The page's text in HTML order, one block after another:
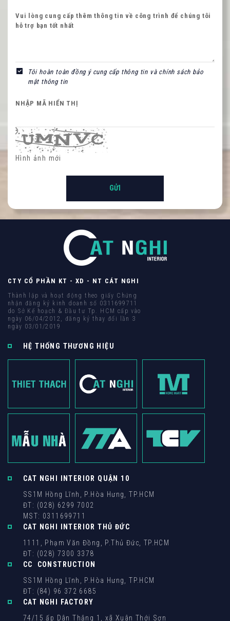
Vui lòng cung cấp thêm thông tin về công trình để chúng tôi
hỗ trợ bạn tốt nhất
Tôi hoàn toàn đồng ý cung cấp thông tin và chính sách bảo
mật thông tin
NHẬP MÃ HIỂN THỊ
Hình ảnh mới
CTY CỔ PHẦN KT - XD - NT CÁT NGHI
Thành lập và hoạt động theo giấy Chứng
nhận đăng ký kinh doanh số 0311699711
do Sở Kế hoạch & Đầu tư Tp. HCM cấp vào
ngày 06/04/2012, đăng ký thay đổi lần 3
ngày 03/01/2019
HỆ THỐNG THƯƠNG HIỆU
CAT NGHI INTERIOR QUẬN 10
SS1M Hồng Lĩnh, P.Hòa Hưng, TP.HCM
ĐT: (028) 6299 7002
MST: 0311699711
CAT NGHI INTERIOR THỦ ĐỨC
1111, Phạm Văn Đồng, P.Thủ Đức, TP.HCM
ĐT: (028) 7300 3378
CC CONSTRUCTION
SS1M Hồng Lĩnh, P.Hòa Hưng, TP.HCM
ĐT: (84) 96 372 6685
CAT NGHI FACTORY
74/15 ấp Dân Thắng 1, xã Xuân Thới Sơn
NHẬP MÃ HIỂN THỊ
Hình ảnh mới